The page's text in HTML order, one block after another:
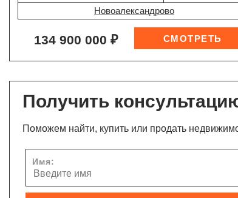
Новоалександрово
134 900 000 ₽
Получить
Поможем найти, купить или продать
Имя: